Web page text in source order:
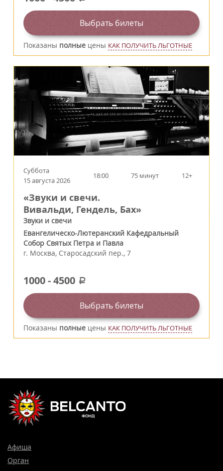
Выбрать билеты
Показаны полные цены КАК ПОЛУЧИТЬ ЛЬГОТНЫЕ
Суббота
15 августа 2026
18:00 75 минут 12+
«Звуки и свечи.
Вивальди, Гендель, Бах»
Звуки и свечи
Евангелическо-Лютеранский Кафедральный
Собор Святых Петра и Павла
г. Москва, Старосадский пер., 7
1000-4500 a
Выбрать билеты
Показаны полные цены КАК ПОЛУЧИТЬ ЛЬГОТНЫЕ
Афиша
Орган